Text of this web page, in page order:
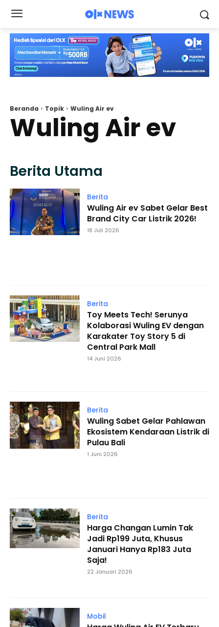
Beranda Topik Wuling Air ev
Wuling Air ev
Berita Utama
Berita
Wuling Air ev Sabet Gelar Best
Brand City Car Listrik 2026!
18 Juli 2026
Berita
Toy Meets Tech! Serunya
Kolaborasi Wuling EV dengan
Karakater Toy Story 5 di
Central Park Mall
14 Juni 2026
Berita
Wuling Sabet Gelar Pahlawan
Ekosistem Kendaraan Listrik di
Pulau Bali
1 Juni 2026
Berita
Harga Changan Lumin Tak
Jadi Rp199 Juta, Khusus
Januari Hanya Rp183 Juta
Saja!
22 Januari 2026
Mobil